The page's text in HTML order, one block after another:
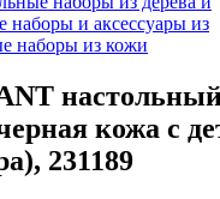
наборы и аксессуары из
наборы из кожи
кожа с
231189